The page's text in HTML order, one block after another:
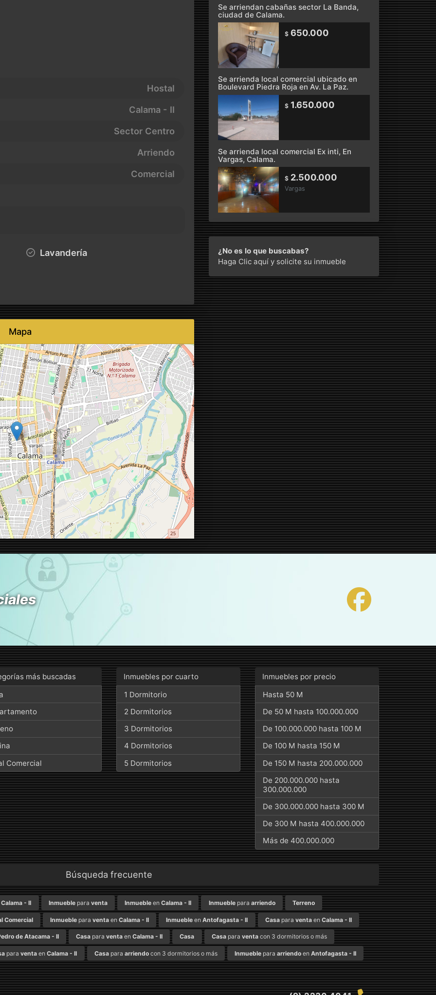
Hostal
Calama - II
Sector Centro
Arriendo
Comercial
Lavandería
Mapa
Se arriendan cabañas sector La Banda,
ciudad de Calama.
$650.000
Se arrienda local comercial ubicado en
Boulevard Piedra Roja en Av. La Paz.
$1.650.000
Se arrienda local comercial Ex inti, En
Vargas, Calama.
$2.500.000
Vargas
¿No es lo que buscabas?
Haga Clic aquí y solicite su inmueble
más buscadas
Comercial
Inmuebles por cuarto
1 Dormitorio
2 Dormitorios
3 Dormitorios
4 Dormitorios
5 Dormitorios
Inmuebles por precio
Hasta 50 M
De 50 M hasta 100.000.000
De 100.000.000 hasta 100 M
De 100 M hasta 150 M
De 150 M hasta 200.000.000
De 200.000.000 hasta
300.000.000
De 300.000.000 hasta 300 M
De 300 M hasta 400.000.000
Más de 400.000.000
Búsqueda frecuente
Calama - II Inmueblepara venta Inmueble enCalama - II Inmueblepara arriendo Terreno
Comercial Inmueble para venta en Calama - II Inmueble enAntofagasta - II Casapara ventaen Calama - II
de Atacama - II Casa para venta en Calama - II Casa Casapara ventacon 3 dormitorios o más
paraventa enCalama - II Casapara arriendocon 3 dormitorios o más Inmueble paraarriendo enAntofagasta - II